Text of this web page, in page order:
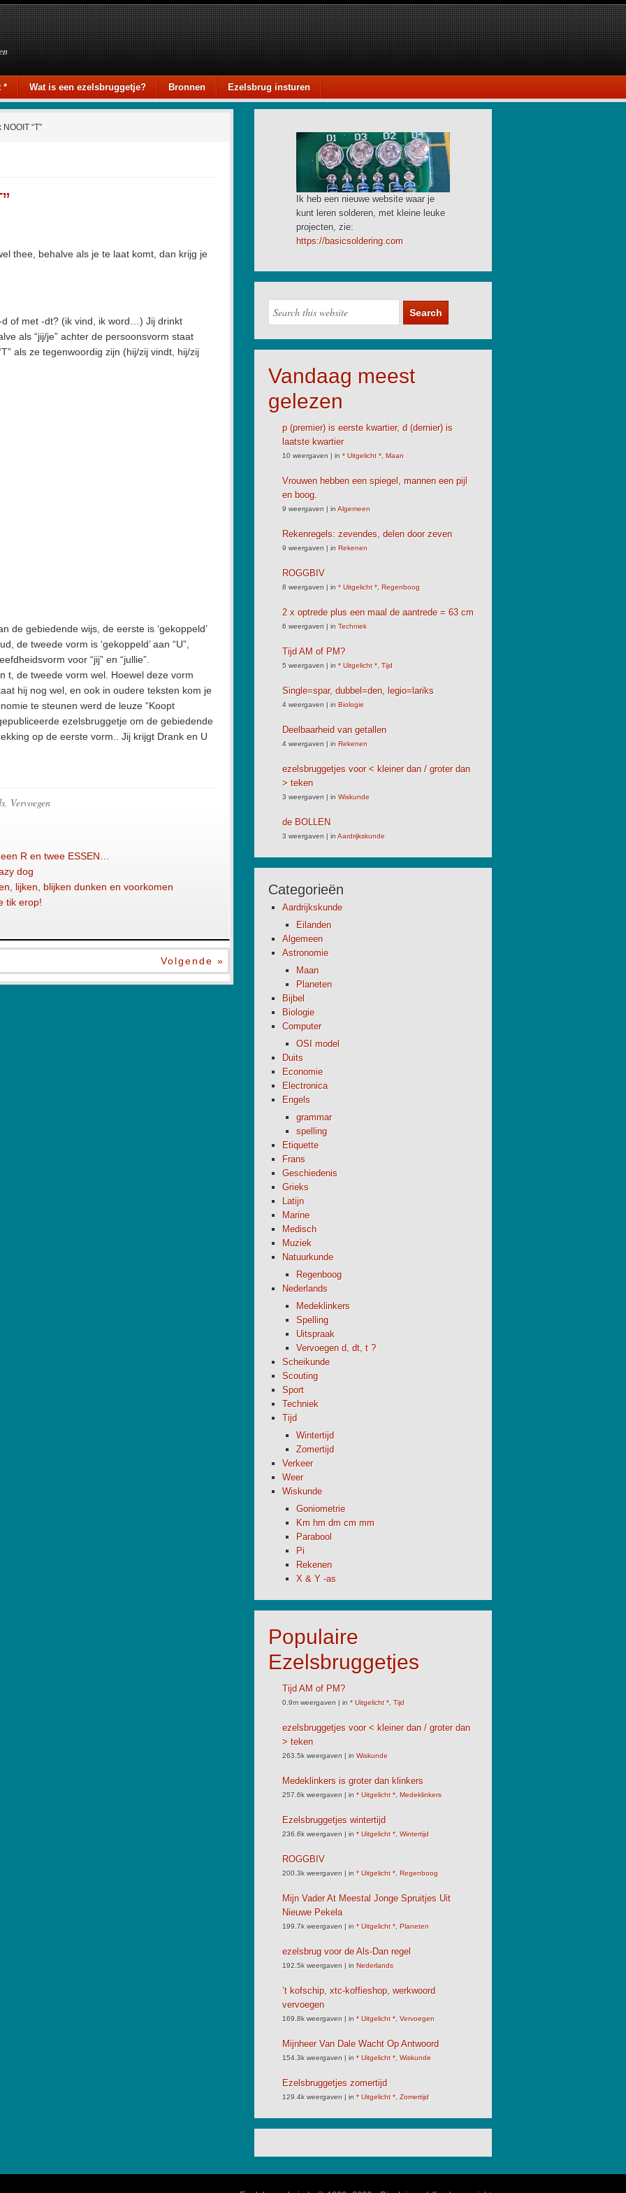
* Wat is een ezelsbruggetje? Bronnen Ezelsbrug insturen
“T”
thee, behalve als je te laat komt, dan krijg je
of met -dt? (ik vind, ik word…) Jij drinkt
als “jij/je” achter de persoonsvorm staat
als ze tegenwoordig zijn (hij/zij vindt, hij/zij
de gebiedende wijs, de eerste is ‘gekoppeld’
de tweede vorm is ‘gekoppeld’ aan “U”,
voor “jij” en “jullie”.
t, de tweede vorm wel. Hoewel deze vorm
hij nog wel, en ook in oudere teksten kom je
te steunen werd de leuze “Koopt
ezelsbruggetje om de gebiedende
op de eerste vorm.. Jij krijgt Drank en U
, Vervoegen
R en twee ESSEN…
dog
lijken, blijken dunken en voorkomen
tik erop!
Volgende »
Ik heb een nieuwe website waar je
kunt leren solderen, met kleine leuke
projecten, zie:
https://basicsoldering.com
Vandaag meest
gelezen
p (premier) is eerste kwartier, d (dernier) is
laatste kwartier
10 weergaven | in * Uitgelicht *, Maan
Vrouwen hebben een spiegel, mannen een pijl
en boog.
9 weergaven | in Algemeen
Rekenregels: zevendes, delen door zeven
9 weergaven | in Rekenen
ROGGBIV
8 weergaven | in * Uitgelicht *, Regenboog
2 x optrede plus een maal de aantrede = 63 cm
6 weergaven | in Techniek
Tijd AM of PM?
5 weergaven | in * Uitgelicht *, Tijd
Single=spar, dubbel=den, legio=lariks
4 weergaven | in Biologie
Deelbaarheid van getallen
4 weergaven | in Rekenen
ezelsbruggetjes voor < kleiner dan / groter dan
> teken
3 weergaven | in Wiskunde
de BOLLEN
3 weergaven | in Aardrijkskunde
Categorieën
Aardrijkskunde
Eilanden
Algemeen
Astronomie
Maan
Planeten
Bijbel
Biologie
Computer
OSI model
Duits
Economie
Electronica
Engels
grammar
spelling
Etiquette
Frans
Geschiedenis
Grieks
Latijn
Marine
Medisch
Muziek
Natuurkunde
Regenboog
Nederlands
Medeklinkers
Spelling
Uitspraak
Vervoegen d, dt, t ?
Scheikunde
Scouting
Sport
Techniek
Tijd
Wintertijd
Zomertijd
Verkeer
Weer
Wiskunde
Goniometrie
Km hm dm cm mm
Parabool
Pi
Rekenen
X & Y -as
Populaire
Ezelsbruggetjes
Tijd AM of PM?
0.9m weergaven | in * Uitgelicht *, Tijd
ezelsbruggetjes voor < kleiner dan / groter dan
> teken
263.5k weergaven | in Wiskunde
Medeklinkers is groter dan klinkers
257.6k weergaven | in * Uitgelicht *, Medeklinkers
Ezelsbruggetjes wintertijd
236.6k weergaven | in * Uitgelicht *, Wintertijd
ROGGBIV
200.3k weergaven | in * Uitgelicht *, Regenboog
Mijn Vader At Meestal Jonge Spruitjes Uit
Nieuwe Pekela
199.7k weergaven | in * Uitgelicht *, Planeten
ezelsbrug voor de Als-Dan regel
192.5k weergaven | in Nederlands
’t kofschip, xtc-koffieshop, werkwoord
vervoegen
169.8k weergaven | in * Uitgelicht *, Vervoegen
Mijnheer Van Dale Wacht Op Antwoord
154.3k weergaven | in * Uitgelicht *, Wiskunde
Ezelsbruggetjes zomertijd
129.4k weergaven | in * Uitgelicht *, Zomertijd